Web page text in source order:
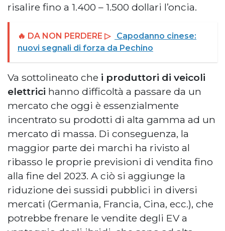
risalire fino a 1.400 – 1.500 dollari l’oncia.
🔥 DA NON PERDERE ▷
Capodanno cinese:
nuovi segnali di forza da Pechino
Va sottolineato che i produttori di veicoli
elettrici hanno difficoltà a passare da un
mercato che oggi è essenzialmente
incentrato su prodotti di alta gamma ad un
mercato di massa. Di conseguenza, la
maggior parte dei marchi ha rivisto al
ribasso le proprie previsioni di vendita fino
alla fine del 2023. A ciò si aggiunge la
riduzione dei sussidi pubblici in diversi
mercati (Germania, Francia, Cina, ecc.), che
potrebbe frenare le vendite degli EV a